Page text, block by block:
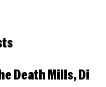
Death Mills, Di